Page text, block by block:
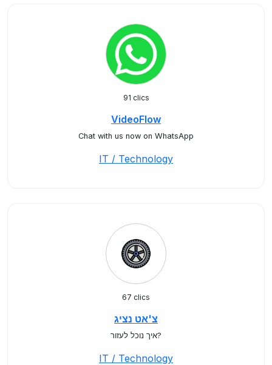
91 clics
VideoFlow
Chat with us now on WhatsApp
IT / Technology
67 clics
צ'אט נציג
איך נוכל לעזור?
IT / Technology